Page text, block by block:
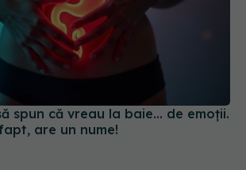
spun că vreau la baie... de emoții.
are un nume!